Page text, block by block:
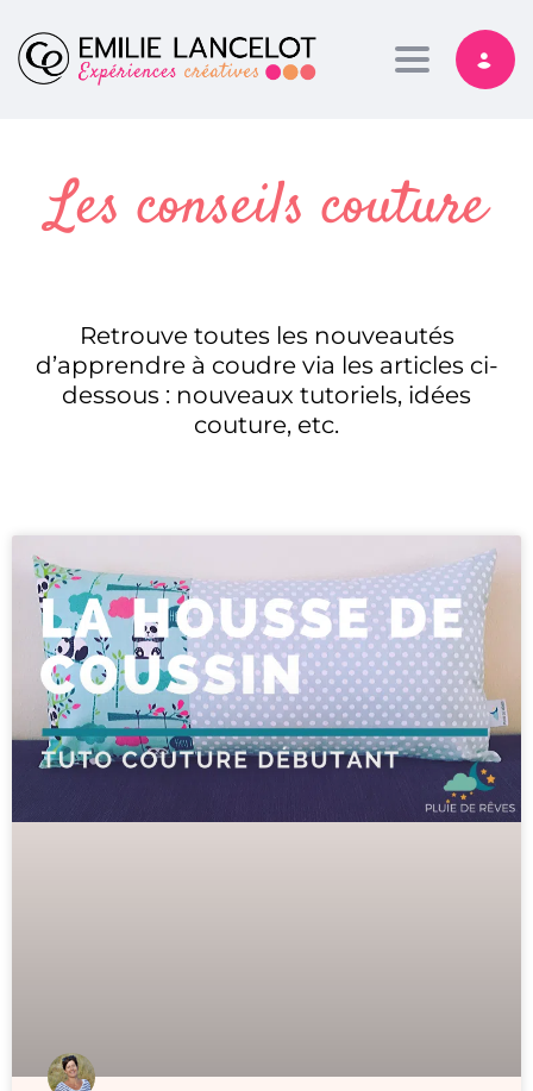
Toggle
Les conseils couture
Retrouve toutes les nouveautés
d’apprendre à coudre via les articles ci-
dessous : nouveaux tutoriels, idées
couture, etc.